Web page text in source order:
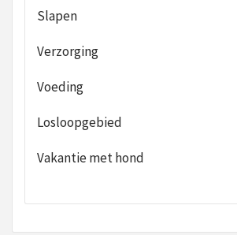
Slapen
Verzorging
Voeding
Losloopgebied
Vakantie met hond